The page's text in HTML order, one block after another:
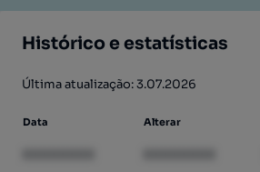
Histórico e estatísticas
Última atualização: 3.07.2026
Data Alterar